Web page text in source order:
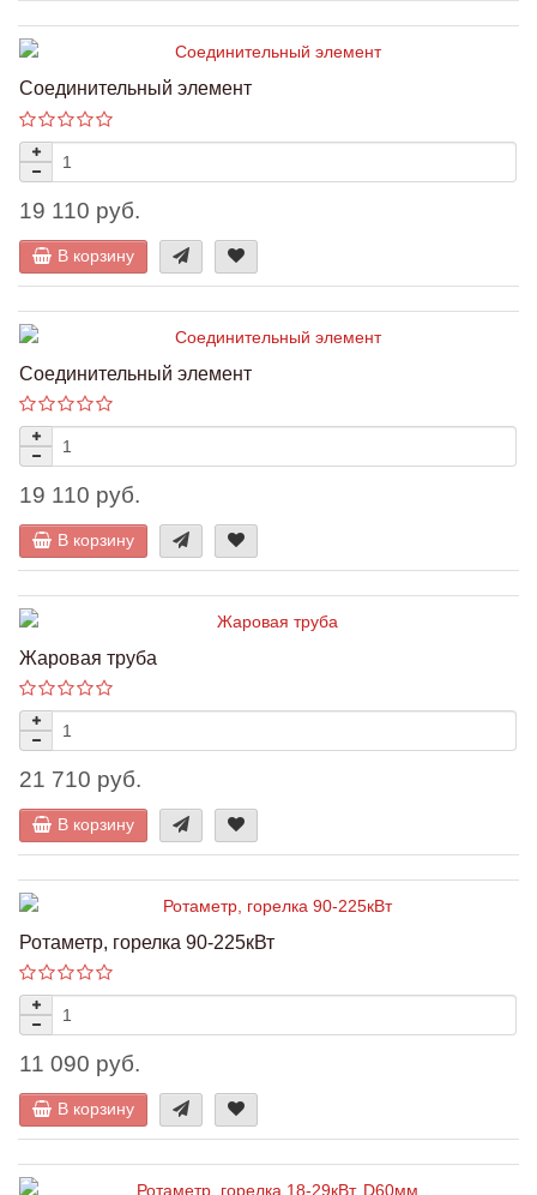
Соединительный элемент
19 110 руб.
В корзину
Соединительный элемент
19 110 руб.
В корзину
Жаровая труба
21 710 руб.
В корзину
Ротаметр, горелка 90-225кВт
11 090 руб.
В корзину